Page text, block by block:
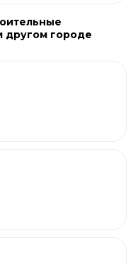
другом городе